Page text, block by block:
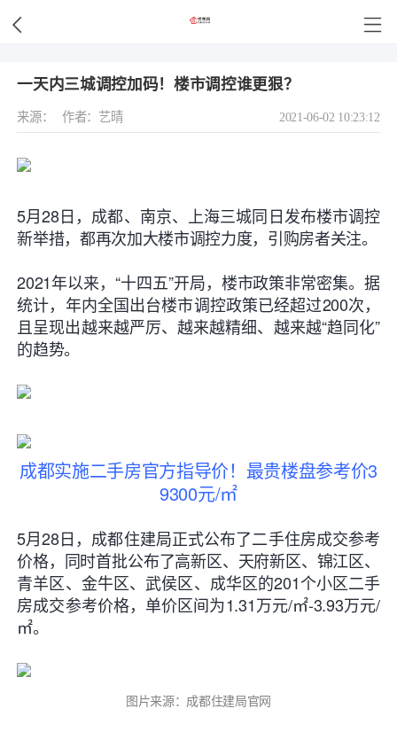
一天内三城调控加码！楼市调控谁更狠？
来源： 作者：艺晴 2021-06-02 10:23:12
5月28日，成都、南京、上海三城同日发布楼市调控
新举措，都再次加大楼市调控力度，引购房者关注。
2021年以来，“十四五”开局，楼市政策非常密集。据
统计，年内全国出台楼市调控政策已经超过200次，
且呈现出越来越严厉、越来越精细、越来越“趋同化”
的趋势。
成都实施二手房官方指导价！最贵楼盘参考价3
9300元/㎡
5月28日，成都住建局正式公布了二手住房成交参考
价格，同时首批公布了高新区、天府新区、锦江区、
青羊区、金牛区、武侯区、成华区的201个小区二手
房成交参考价格，单价区间为1.31万元/㎡-3.93万元/
㎡。
图片来源：成都住建局官网